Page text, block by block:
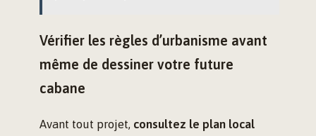
Vérifier les règles d’urbanisme avant
même de dessiner votre future
cabane
Avant tout projet, consultez le plan local